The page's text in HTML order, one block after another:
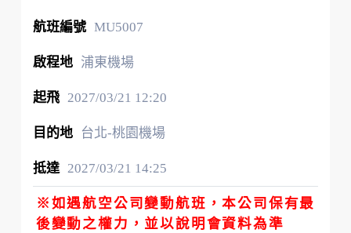
MU5007
浦東機場
2027/03/21 12:20
台北-桃園機場
2027/03/21 14:25
※如遇航空公司變動航班，本公司保有最
後變動之權力，並以說明會資料為準